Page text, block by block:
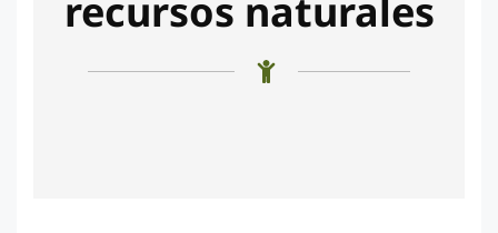
recursos naturales